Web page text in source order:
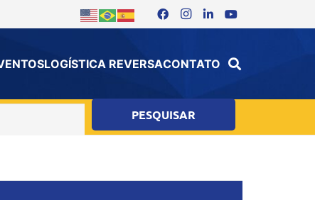
LOGÍSTICA REVERSACONTATO